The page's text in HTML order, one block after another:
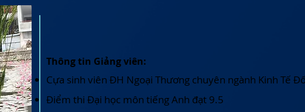
Thông tin Giảng viên:
Cựa sinh viên ĐH Ngoại Thương chuyên ngành Kinh Tế
Điểm thi Đại học môn tiếng Anh đạt 9.5